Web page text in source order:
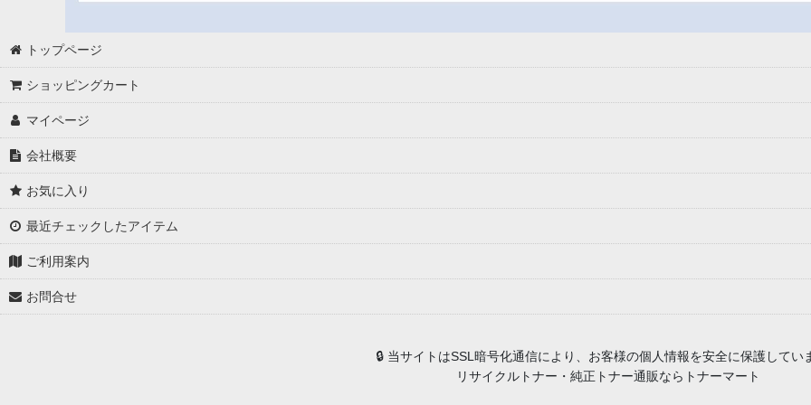
トップページ
ショッピングカート
マイページ
会社概要
お気に入り
最近チェックしたアイテム
ご利用案内
お問合せ
🔒 当サイトはSSL暗号化通信により、お客様の個人情報を安全に保護してい
リサイクルトナー・純正トナー通販ならトナーマート